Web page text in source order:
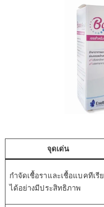
จุดเด่น
กำจัดเชื้อราและเชื้อแบคทีเรีย
ได้อย่างมีประสิทธิภาพ